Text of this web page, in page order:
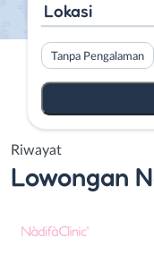
Lokasi
Tanpa Pengalaman
Riwayat
Lowongan